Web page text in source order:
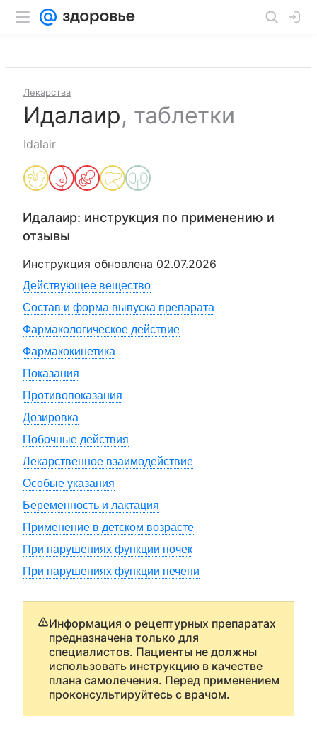
Лекарства
Идалаир, таблетки
Idalair
Идалаир: инструкция по применению и
отзывы
Инструкция обновлена 02.07.2026
Действующее вещество
Состав и форма выпуска препарата
Фармакологическое действие
Фармакокинетика
Показания
Противопоказания
Дозировка
Побочные действия
Лекарственное взаимодействие
Особые указания
Беременность и лактация
Применение в детском возрасте
При нарушениях функции почек
При нарушениях функции печени
Информация о рецептурных препаратах
предназначена только для
специалистов. Пациенты не должны
использовать инструкцию в качестве
плана самолечения. Перед применением
проконсультируйтесь с врачом.